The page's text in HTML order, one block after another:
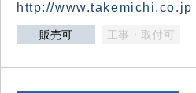
http://www.takemichi.co.jp
販売可 工事・取付可